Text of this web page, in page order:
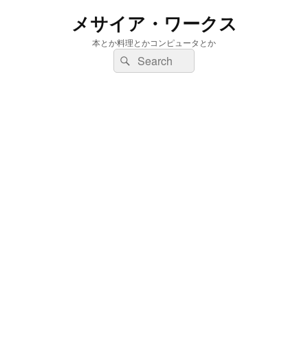
メサイア・ワークス
本とか料理とかコンピュータとか
検
索:
検
索